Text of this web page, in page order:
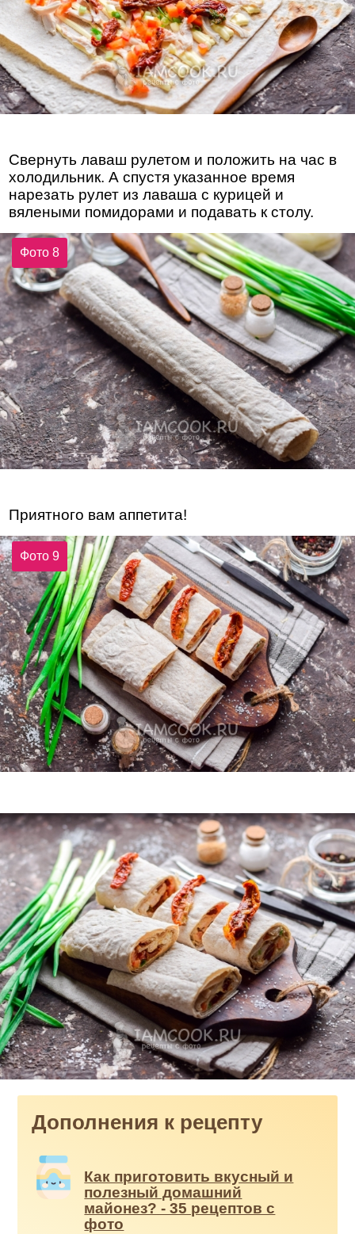
Свернуть лаваш рулетом и положить на час в
холодильник. А спустя указанное время
нарезать рулет из лаваша с курицей и
вялеными помидорами и подавать к столу.
Фото 8
Приятного вам аппетита!
Фото 9
Дополнения к рецепту
Как приготовить вкусный и
полезный домашний
майонез? - 35 рецептов с
фото